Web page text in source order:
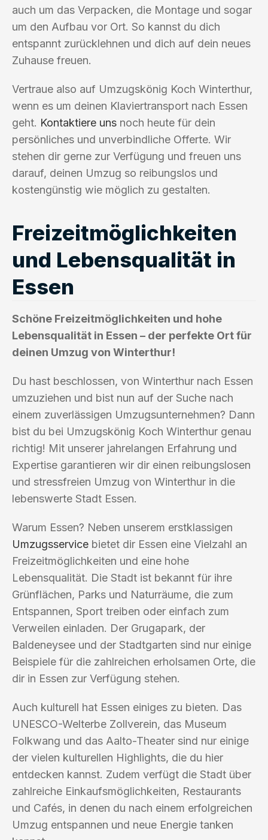
auch um das Verpacken, die Montage und sogar
um den Aufbau vor Ort. So kannst du dich
entspannt zurücklehnen und dich auf dein neues
Zuhause freuen.
Vertraue also auf Umzugskönig Koch Winterthur,
wenn es um deinen Klaviertransport nach Essen
geht. Kontaktiere uns noch heute für dein
persönliches und unverbindliche Offerte. Wir
stehen dir gerne zur Verfügung und freuen uns
darauf, deinen Umzug so reibungslos und
kostengünstig wie möglich zu gestalten.
Freizeitmöglichkeiten
und Lebensqualität in
Essen
Schöne Freizeitmöglichkeiten und hohe
Lebensqualität in Essen – der perfekte Ort für
deinen Umzug von Winterthur!
Du hast beschlossen, von Winterthur nach Essen
umzuziehen und bist nun auf der Suche nach
einem zuverlässigen Umzugsunternehmen? Dann
bist du bei Umzugskönig Koch Winterthur genau
richtig! Mit unserer jahrelangen Erfahrung und
Expertise garantieren wir dir einen reibungslosen
und stressfreien Umzug von Winterthur in die
lebenswerte Stadt Essen.
Warum Essen? Neben unserem erstklassigen
Umzugsservice bietet dir Essen eine Vielzahl an
Freizeitmöglichkeiten und eine hohe
Lebensqualität. Die Stadt ist bekannt für ihre
Grünflächen, Parks und Naturräume, die zum
Entspannen, Sport treiben oder einfach zum
Verweilen einladen. Der Grugapark, der
Baldeneysee und der Stadtgarten sind nur einige
Beispiele für die zahlreichen erholsamen Orte, die
dir in Essen zur Verfügung stehen.
Auch kulturell hat Essen einiges zu bieten. Das
UNESCO-Welterbe Zollverein, das Museum
Folkwang und das Aalto-Theater sind nur einige
der vielen kulturellen Highlights, die du hier
entdecken kannst. Zudem verfügt die Stadt über
zahlreiche Einkaufsmöglichkeiten, Restaurants
und Cafés, in denen du nach einem erfolgreichen
Umzug entspannen und neue Energie tanken